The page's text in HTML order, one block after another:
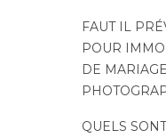
FAUT IL
POUR
DE MARIAGE
QUELS